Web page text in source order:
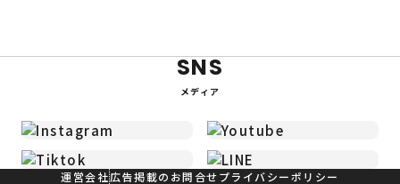
SNS
メディア
運営会社広告掲載のお問合せプライバシーポリシー